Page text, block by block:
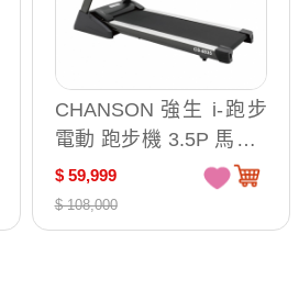
CHANSON 強生 i-跑步
電動 跑步機 3.5P 馬力 /
台 CS-8835 (中文操控
面板)
$ 59,999
$ 108,000